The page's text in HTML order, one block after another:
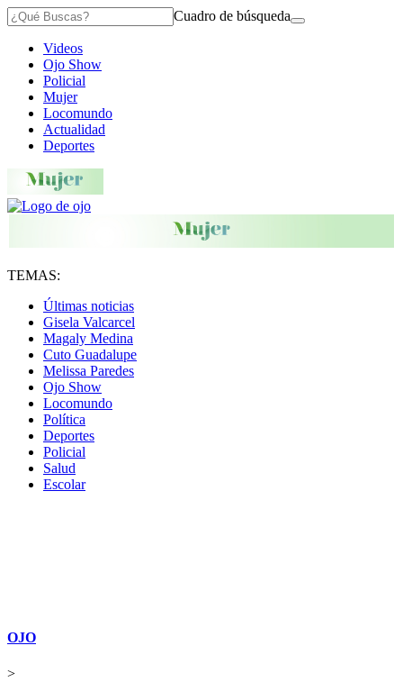
Cuadro de búsqueda
Videos
Ojo Show
Policial
Mujer
Locomundo
Actualidad
Deportes
TEMAS:
Últimas noticias
Gisela Valcarcel
Magaly Medina
Cuto Guadalupe
Melissa Paredes
Ojo Show
Locomundo
Política
Deportes
Policial
Salud
Escolar
OJO
>